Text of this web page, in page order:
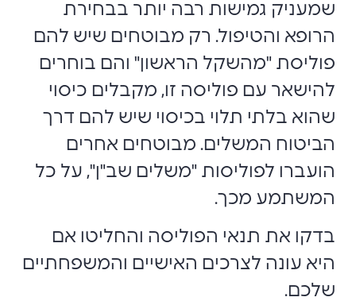
שמעניק גמישות רבה יותר בבחירת
הרופא והטיפול. רק מבוטחים שיש להם
פוליסת "מהשקל הראשון" והם בוחרים
להישאר עם פוליסה זו, מקבלים כיסוי
שהוא בלתי תלוי בכיסוי שיש להם דרך
הביטוח המשלים. מבוטחים אחרים
הועברו לפוליסות "משלים שב"ן", על כל
המשתמע מכך.
בדקו את תנאי הפוליסה והחליטו אם
היא עונה לצרכים האישיים והמשפחתיים
שלכם.